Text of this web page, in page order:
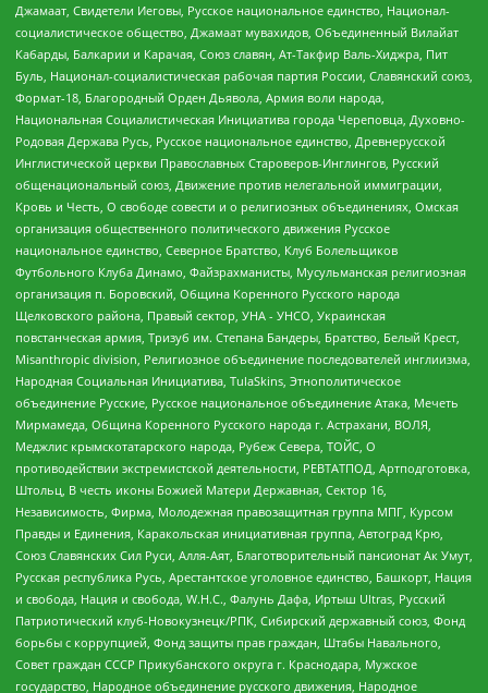
Джамаат, Свидетели Иеговы, Русское национальное единство, Национал-
социалистическое общество, Джамаат мувахидов, Объединенный Вилайат
Кабарды, Балкарии и Карачая, Союз славян, Ат-Такфир Валь-Хиджра, Пит
Буль, Национал-социалистическая рабочая партия России, Славянский союз,
Формат-18, Благородный Орден Дьявола, Армия воли народа,
Национальная Социалистическая Инициатива города Череповца, Духовно-
Родовая Держава Русь, Русское национальное единство, Древнерусской
Инглистической церкви Православных Староверов-Инглингов, Русский
общенациональный союз, Движение против нелегальной иммиграции,
Кровь и Честь, О свободе совести и о религиозных объединениях, Омская
организация общественного политического движения Русское
национальное единство, Северное Братство, Клуб Болельщиков
Футбольного Клуба Динамо, Файзрахманисты, Мусульманская религиозная
организация п. Боровский, Община Коренного Русского народа
Щелковского района, Правый сектор, УНА - УНСО, Украинская
повстанческая армия, Тризуб им. Степана Бандеры, Братство, Белый Крест,
Misanthropic division, Религиозное объединение последователей инглиизма,
Народная Социальная Инициатива, TulaSkins, Этнополитическое
объединение Русские, Русское национальное объединение Атака, Мечеть
Мирмамеда, Община Коренного Русского народа г. Астрахани, ВОЛЯ,
Меджлис крымскотатарского народа, Рубеж Севера, ТОЙС, О
противодействии экстремистской деятельности, РЕВТАТПОД, Артподготовка,
Штольц, В честь иконы Божией Матери Державная, Сектор 16,
Независимость, Фирма, Молодежная правозащитная группа МПГ, Курсом
Правды и Единения, Каракольская инициативная группа, Автоград Крю,
Союз Славянских Сил Руси, Алля-Аят, Благотворительный пансионат Ак Умут,
Русская республика Русь, Арестантское уголовное единство, Башкорт, Нация
и свобода, Нация и свобода, W.H.С., Фалунь Дафа, Иртыш Ultras, Русский
Патриотический клуб-Новокузнецк/РПК, Сибирский державный союз, Фонд
борьбы с коррупцией, Фонд защиты прав граждан, Штабы Навального,
Совет граждан СССР Прикубанского округа г. Краснодара, Мужское
государство, Народное объединение русского движения, Народное